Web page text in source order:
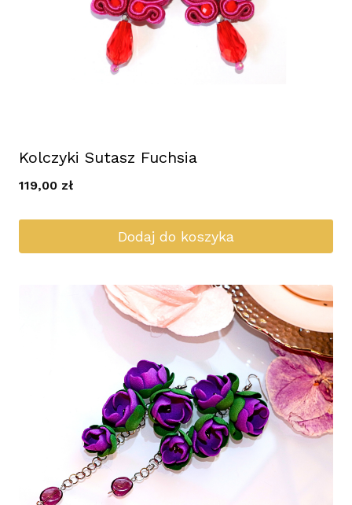
Kolczyki Sutasz Fuchsia
119,00 zł
Dodaj do koszyka